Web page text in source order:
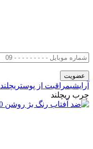
آرایشیمراقبت از پوستریچلند
چرب ریچلند